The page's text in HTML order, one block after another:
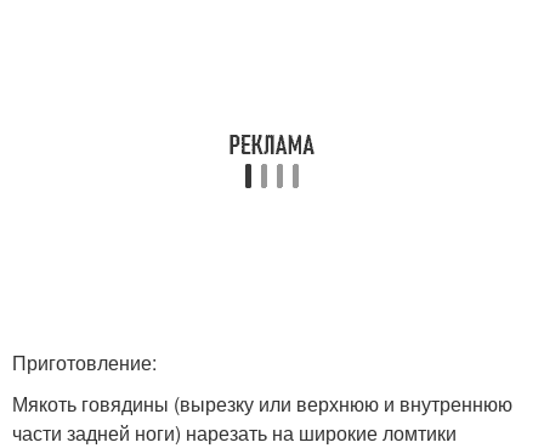
Приготовление:
Мякоть говядины (вырезку или верхнюю и внутреннюю
части задней ноги) нарезать на широкие ломтики